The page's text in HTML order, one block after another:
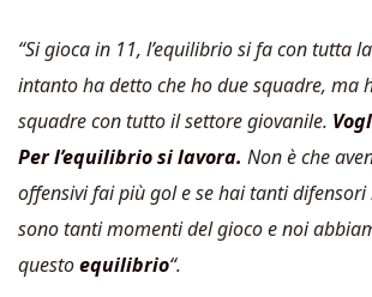
“Si gioca in 11, l’equilibrio si fa con tutta
intanto ha detto che ho due squadre, ma
squadre con tutto il settore giovanile.
Per l’equilibrio si lavora. Non è che
offensivi fai più gol e se hai tanti
sono tanti momenti del gioco e noi
questoequilibrio“.